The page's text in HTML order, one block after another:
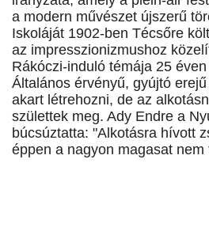
a modern művészet újszerű
Iskoláját 1902-ben Técsőre
az impresszionizmushoz
Rákóczi-induló témája 25
Általános érvényű, gyújtó
akart létrehozni, de az
születtek meg. Ady Endre a
búcsúztatta: "Alkotásra hívott
éppen a nagyon magasat